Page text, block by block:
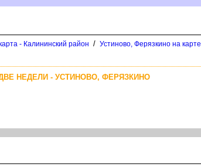
- Калининский район / Устиново, Ферязкино на карте
НЕДЕЛИ - УСТИНОВО, ФЕРЯЗКИНО